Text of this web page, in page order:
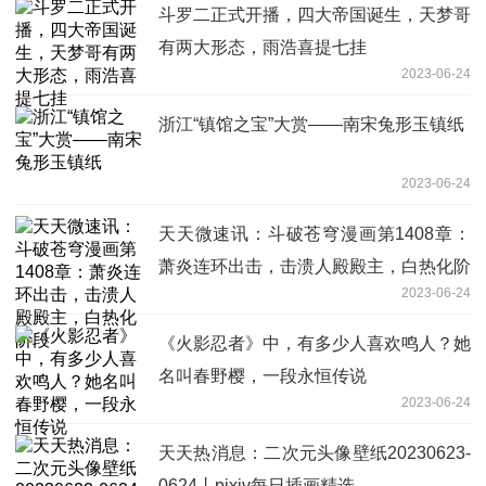
斗罗二正式开播，四大帝国诞生，天梦哥
有两大形态，雨浩喜提七挂
2023-06-24
浙江“镇馆之宝”大赏——南宋兔形玉镇纸
2023-06-24
天天微速讯：斗破苍穹漫画第1408章：
萧炎连环出击，击溃人殿殿主，白热化阶
2023-06-24
《火影忍者》中，有多少人喜欢鸣人？她
名叫春野樱，一段永恒传说
2023-06-24
天天热消息：二次元头像壁纸20230623-